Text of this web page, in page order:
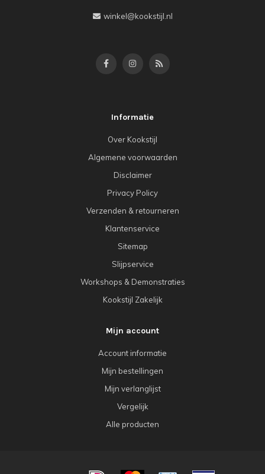
winkel@kookstijl.nl
Informatie
Over Kookstijl
Algemene voorwaarden
Disclaimer
Privacy Policy
Verzenden & retourneren
Klantenservice
Sitemap
Slijpservice
Workshops & Demonstraties
Kookstijl Zakelijk
Mijn account
Account informatie
Mijn bestellingen
Mijn verlanglijst
Vergelijk
Alle producten